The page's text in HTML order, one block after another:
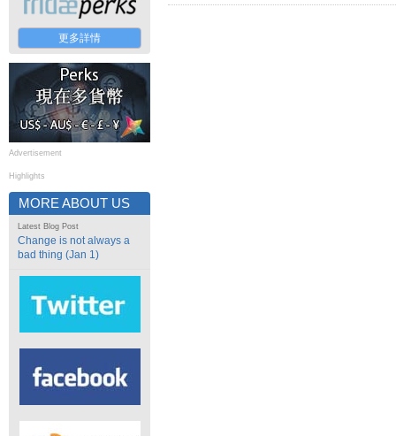
更多詳情
Advertisement
Highlights
MORE ABOUT US
Latest Blog Post
Change is not always a
bad thing (Jan 1)